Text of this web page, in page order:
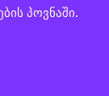
პოვნაში.